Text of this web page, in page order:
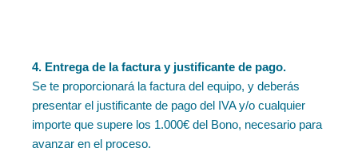
4. Entrega de la factura y justificante de pago.
Se te proporcionará la factura del equipo, y deberás
presentar el justificante de pago del IVA y/o cualquier
importe que supere los 1.000€ del Bono, necesario para
avanzar en el proceso.